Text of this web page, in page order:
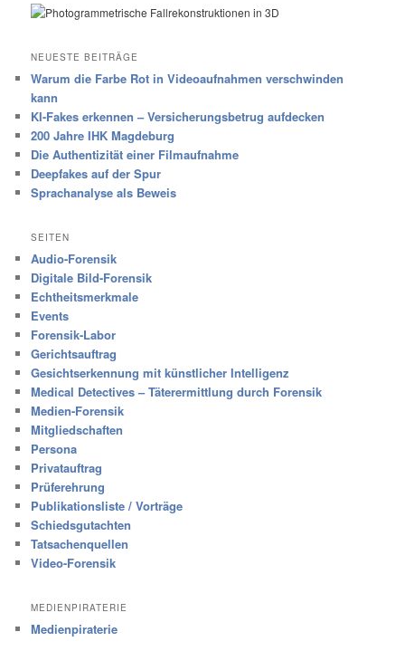
NEUESTE BEITRÄGE
Warum die Farbe Rot in Videoaufnahmen verschwinden
kann
KI-Fakes erkennen – Versicherungsbetrug aufdecken
200 Jahre IHK Magdeburg
Die Authentizität einer Filmaufnahme
Deepfakes auf der Spur
Sprachanalyse als Beweis
SEITEN
Audio-Forensik
Digitale Bild-Forensik
Echtheitsmerkmale
Events
Forensik-Labor
Gerichtsauftrag
Gesichtserkennung mit künstlicher Intelligenz
Medical Detectives – Täterermittlung durch Forensik
Medien-Forensik
Mitgliedschaften
Persona
Privatauftrag
Prüferehrung
Publikationsliste / Vorträge
Schiedsgutachten
Tatsachenquellen
Video-Forensik
MEDIENPIRATERIE
Medienpiraterie